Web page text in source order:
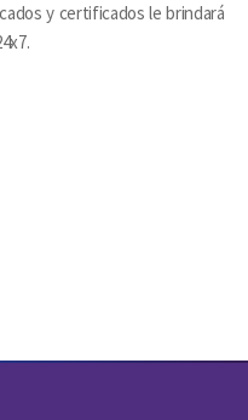
y certificados le brindará